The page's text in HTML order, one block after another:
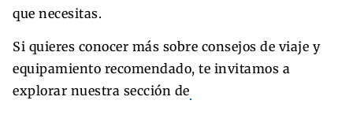
que necesitas.
Si quieres conocer más sobre consejos de viaje y
equipamiento recomendado, te invitamos a
explorar nuestra sección de